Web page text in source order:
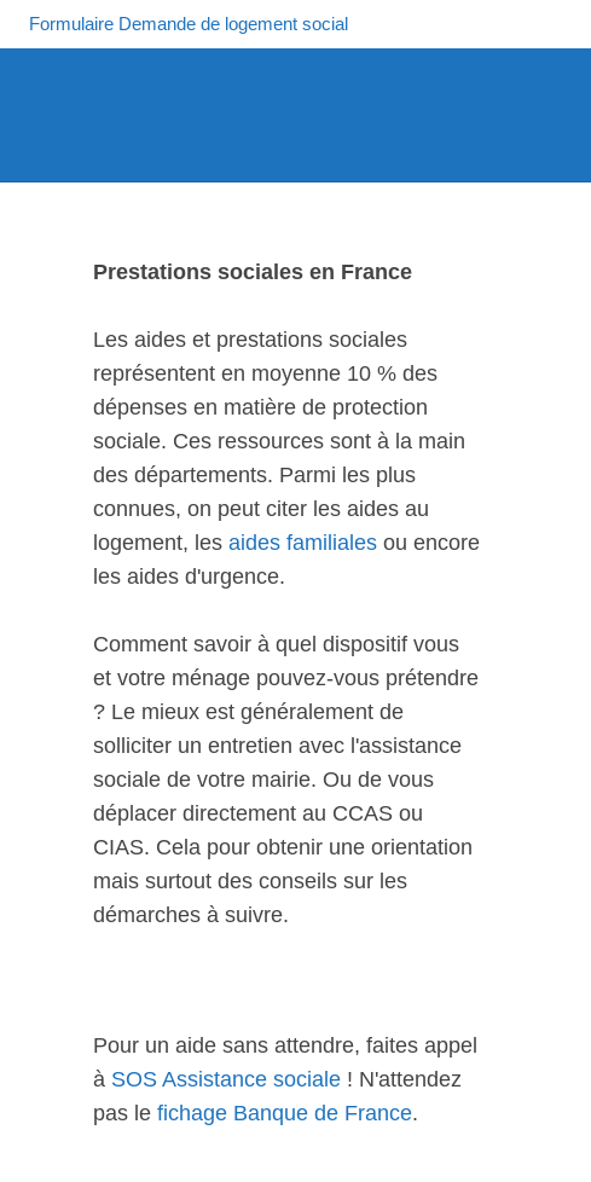
Formulaire Demande de logement social
Prestations sociales en France
Les aides et prestations sociales
représentent en moyenne 10 % des
dépenses en matière de protection
sociale. Ces ressources sont à la main
des départements. Parmi les plus
connues, on peut citer les aides au
logement, les aides familiales ou encore
les aides d'urgence.
Comment savoir à quel dispositif vous
et votre ménage pouvez-vous prétendre
? Le mieux est généralement de
solliciter un entretien avec l'assistance
sociale de votre mairie. Ou de vous
déplacer directement au CCAS ou
CIAS. Cela pour obtenir une orientation
mais surtout des conseils sur les
démarches à suivre.
Pour un aide sans attendre, faites appel
à SOS Assistance sociale ! N'attendez
pas le fichage Banque de France.